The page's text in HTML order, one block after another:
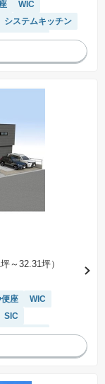
WIC
システムキッチン
浴室乾燥機
～32.31坪）
座
WIC
SIC
浴室乾燥機